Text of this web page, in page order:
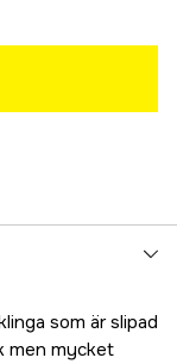
som är slipad
men mycket